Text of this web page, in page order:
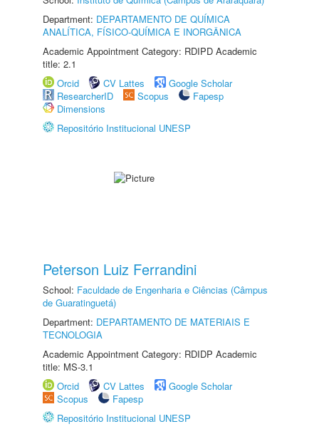
Department: DEPARTAMENTO DE QUÍMICA
ANALÍTICA, FÍSICO-QUÍMICA E INORGÂNICA
Academic Appointment Category: RDIPD Academic
title: 2.1
Orcid
CV Lattes
Google Scholar
ResearcherID
Scopus
Fapesp
Dimensions
Repositório Institucional UNESP
Peterson Luiz Ferrandini
School: Faculdade de Engenharia e Ciências (Câmpus
de Guaratinguetá)
Department: DEPARTAMENTO DE MATERIAIS E
TECNOLOGIA
Academic Appointment Category: RDIDP Academic
title: MS-3.1
Orcid
CV Lattes
Google Scholar
Scopus
Fapesp
Repositório Institucional UNESP